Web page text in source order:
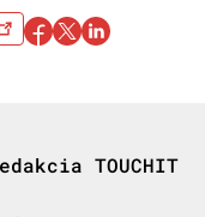
TOUCHIT